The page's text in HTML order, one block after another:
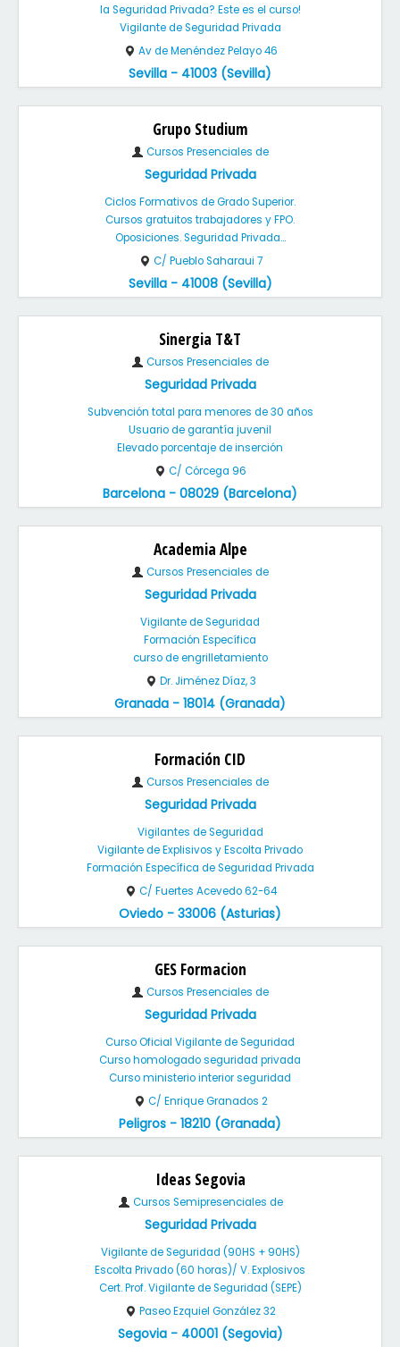
la Seguridad Privada? Este es el curso!
Vigilante de Seguridad Privada
Av de Menéndez Pelayo 46
Sevilla - 41003 (Sevilla)
Grupo Studium
Cursos Presenciales de
Seguridad Privada
Ciclos Formativos de Grado Superior.
Cursos gratuitos trabajadores y FPO.
Oposiciones. Seguridad Privada...
C/ Pueblo Saharaui 7
Sevilla - 41008 (Sevilla)
Sinergia T&T
Cursos Presenciales de
Seguridad Privada
Subvención total para menores de 30 años
Usuario de garantía juvenil
Elevado porcentaje de inserción
C/ Córcega 96
Barcelona - 08029 (Barcelona)
Academia Alpe
Cursos Presenciales de
Seguridad Privada
Vigilante de Seguridad
Formación Específica
curso de engrilletamiento
Dr. Jiménez Díaz, 3
Granada - 18014 (Granada)
Formación CID
Cursos Presenciales de
Seguridad Privada
Vigilantes de Seguridad
Vigilante de Explisivos y Escolta Privado
Formación Específica de Seguridad Privada
C/ Fuertes Acevedo 62-64
Oviedo - 33006 (Asturias)
GES Formacion
Cursos Presenciales de
Seguridad Privada
Curso Oficial Vigilante de Seguridad
Curso homologado seguridad privada
Curso ministerio interior seguridad
C/ Enrique Granados 2
Peligros - 18210 (Granada)
Ideas Segovia
Cursos Semipresenciales de
Seguridad Privada
Vigilante de Seguridad (90HS + 90HS)
Escolta Privado (60 horas)/ V. Explosivos
Cert. Prof. Vigilante de Seguridad (SEPE)
Paseo Ezquiel González 32
Segovia - 40001 (Segovia)